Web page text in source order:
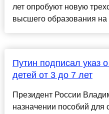
лет опробуют новую
высшего образования на
Путин подписал указ
детей от 3 до 7 лет
Президент России
назначении пособий для